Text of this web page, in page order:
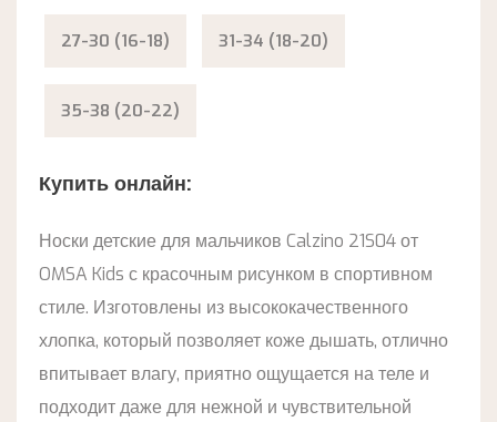
27-30 (16-18) 31-34 (18-20)
35-38 (20-22)
Купить онлайн:
Носки детские для мальчиков Calzino 21S04 от
OMSA Kids с красочным рисунком в спортивном
стиле. Изготовлены из высококачественного
хлопка, который позволяет коже дышать, отлично
впитывает влагу, приятно ощущается на теле и
подходит даже для нежной и чувствительной